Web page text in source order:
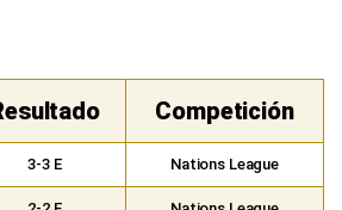
3-2 V Nations League
2-1 V Nations League
3-0 V Nations League